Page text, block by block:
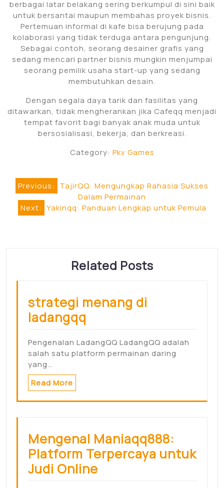
berbagai latar belakang sering berkumpul di sini baik
untuk bersantai maupun membahas proyek bisnis.
Pertemuan informal di kafe bisa berujung pada
kolaborasi yang tidak terduga antara pengunjung.
Sebagai contoh, seorang desainer grafis yang
sedang mencari partner bisnis mungkin menjumpai
seorang pemilik usaha start-up yang sedang
membutuhkan desain.
Dengan segala daya tarik dan fasilitas yang
ditawarkan, tidak mengherankan jika Cafeqq menjadi
tempat favorit bagi banyak anak muda untuk
bersosialisasi, bekerja, dan berkreasi.
Category: Pkv Games
Post
navigation
Previous:
TajirQQ: Mengungkap Rahasia Sukses
Dalam Permainan
Next: Yakinqq: Panduan Lengkap untuk Pemula
Related Posts
strategi menang di
ladangqq
Pengenalan LadangQQ LadangQQ adalah
salah satu platform permainan daring
yang…
Read More
Mengenal Maniaqq888:
Platform Terpercaya untuk
Judi Online